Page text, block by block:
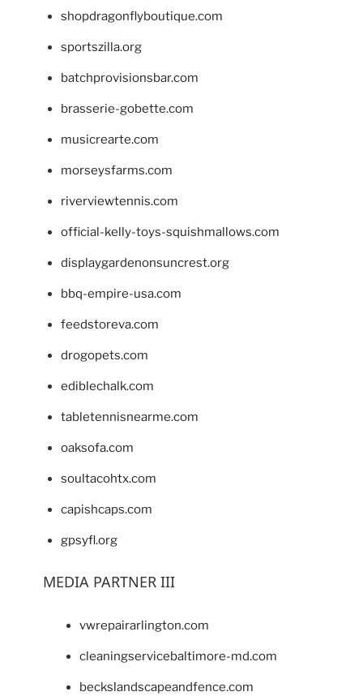
shopdragonflyboutique.com
sportszilla.org
batchprovisionsbar.com
brasserie-gobette.com
musicrearte.com
morseysfarms.com
riverviewtennis.com
official-kelly-toys-squishmallows.com
displaygardenonsuncrest.org
bbq-empire-usa.com
feedstoreva.com
drogopets.com
ediblechalk.com
tabletennisnearme.com
oaksofa.com
soultacohtx.com
capishcaps.com
gpsyfl.org
MEDIA PARTNER III
vwrepairarlington.com
cleaningservicebaltimore-md.com
beckslandscapeandfence.com